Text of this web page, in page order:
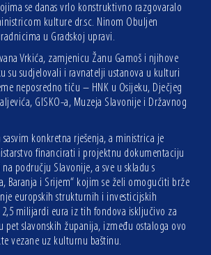
se danas vrlo konstruktivno razgovaralo
kulture dr.sc. Ninom Obuljen
u Gradskoj upravi.
Vrkića, zamjenicu Žanu Gamoš i njihove
su sudjelovali i ravnatelji ustanova u kulturi
neposredno tiču – HNK u Osijeku, Dječjeg
GISKO-a, Muzeja Slavonije i Državnog
sasvim konkretna rješenja, a ministrica je
financirati i projektnu dokumentaciju
području Slavonije, a sve u skladu s
Baranja i Srijem“ kojim se želi omogućiti brže
europskih strukturnih i investicijskih
milijardi eura iz tih fondova isključivo za
pet slavonskih županija, između ostaloga ovo
vezane uz kulturnu baštinu.